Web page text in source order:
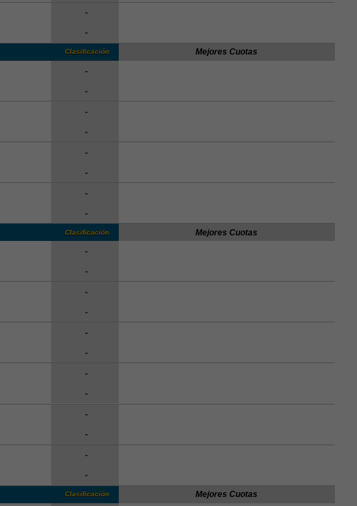
-
-
Mejores Cuotas
Clasificación
-
-
-
-
-
-
-
-
Mejores Cuotas
Clasificación
-
-
-
-
-
-
-
-
-
-
-
-
Mejores Cuotas
Clasificación